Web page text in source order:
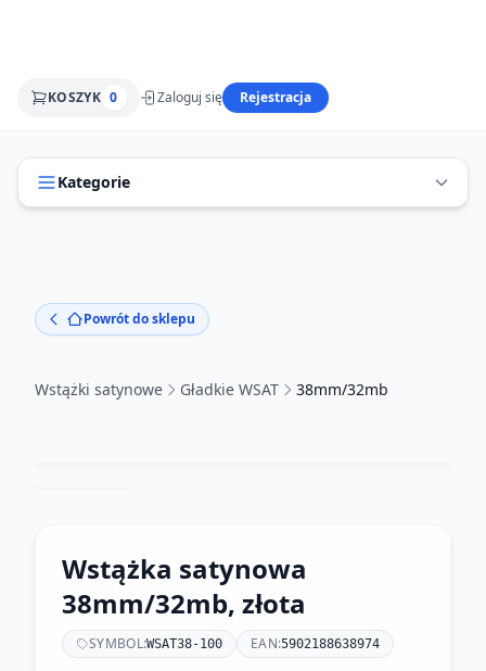
KOSZYK 0 Zaloguj się Rejestracja
Kategorie
Powrót do sklepu
Wstążki satynowe Gładkie WSAT 38mm/32mb
Wstążka satynowa
38mm/32mb, złota
SYMBOL:WSAT38-100 EAN:5902188638974